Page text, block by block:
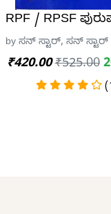
| ಸಾಮಾನ್ಯ ಜ್ಞಾನ
RPF / RPSF
by ಸನ್ ಸ್ಟಾರ್, ಸನ್ ಸ್ಟಾರ್
₹420.00 ₹525.00